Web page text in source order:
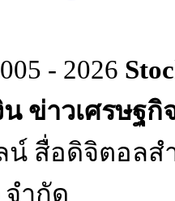
- 2026
ข่าวเศรษฐกิ
น์ สื่อดิจิตอล
ำกัด